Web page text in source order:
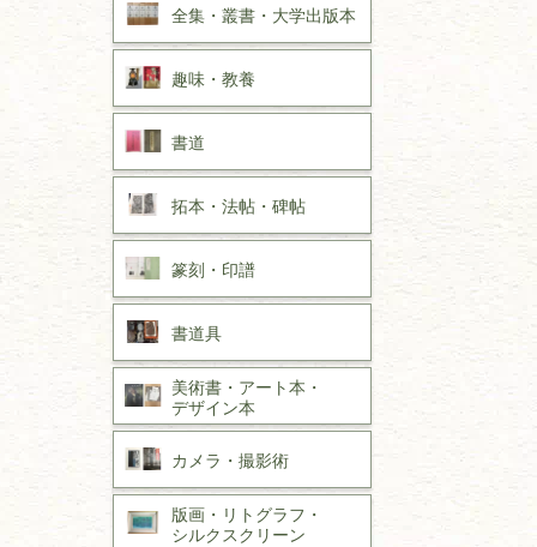
全集・ 叢書・ 大学出版本
趣味・ 教養
書道
拓本・法帖・ 碑帖
篆刻・印譜
書道具
美術書・アート本・
デザイン本
カメラ・撮影術
版画・リトグラフ・
シルクスクリーン